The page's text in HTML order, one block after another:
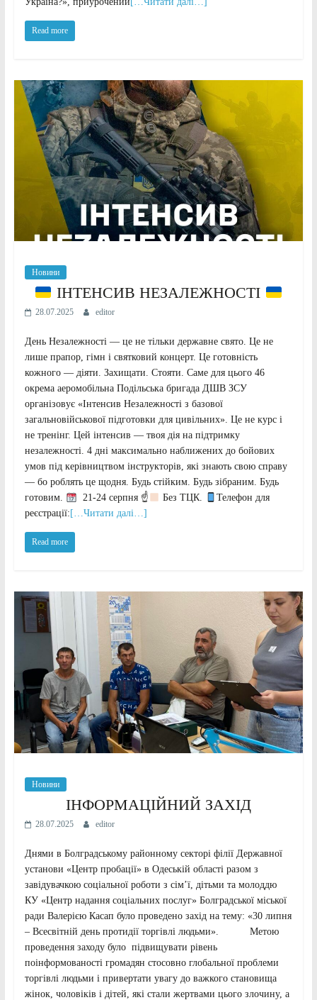
Read more
Новини
ІНТЕНСИВ НЕЗАЛЕЖНОСТІ
28.07.2025 editor
День Незалежності — це не тільки державне свято. Це не
лише прапор, гімн і святковий концерт. Це готовність
кожного — діяти. Захищати. Стояти. Саме для цього 46
окрема аеромобільна Подільська бригада ДШВ ЗСУ
організовує «Інтенсив Незалежності з базової
загальновійськової підготовки для цивільних». Це не курс і
не тренінг. Цей інтенсив — твоя дія на підтримку
незалежності. 4 дні максимально наближених до бойових
умов під керівництвом інструкторів, які знають свою справу
— бо роблять це щодня. Будь стійким. Будь зібраним. Будь
готовим.
21-24 серпня ☝ Без ТЦК.
Телефон для
реєстрації: […Читати далі…]
Read more
Новини
ІНФОРМАЦІЙНИЙ ЗАХІД
28.07.2025 editor
Днями в Болградському районному секторі філії Державної
установи «Центр пробації» в Одеській області разом з
завідувачкою соціальної роботи з сім’ї, дітьми та молоддю
КУ «Центр надання соціальних послуг» Болградської міської
ради Валерією Касап було проведено захід на тему: «30 липня
– Всесвітній день протидії торгівлі людьми». Метою
проведення заходу було підвищувати рівень
поінформованості громадян стосовно глобальної проблеми
торгівлі людьми і привертати увагу до важкого становища
жінок, чоловіків і дітей, які стали жертвами цього злочину, а